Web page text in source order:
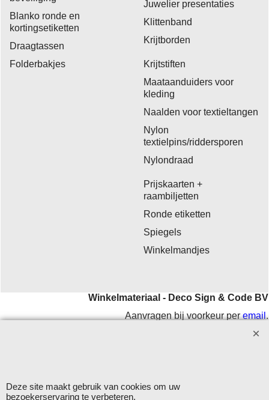
Blanko ronde en
kortingsetiketten
Draagtassen
Folderbakjes
Juwelier presentaties
Klittenband
Krijtborden
Krijtstiften
Maataanduiders voor
kleding
Naalden voor textieltangen
Nylon
textielpins/riddersporen
Nylondraad
Prijskaarten +
raambiljetten
Ronde etiketten
Spiegels
Winkelmandjes
Winkelmateriaal - Deco Sign & Code BV
Aanvragen bij voorkeur peremail.
Openingstijden: maandag - vrijdag 9.00-12.00 en 13.00-16.00
Deze site maakt gebruik van cookies om uw
bezoekerservaring te verbeteren.